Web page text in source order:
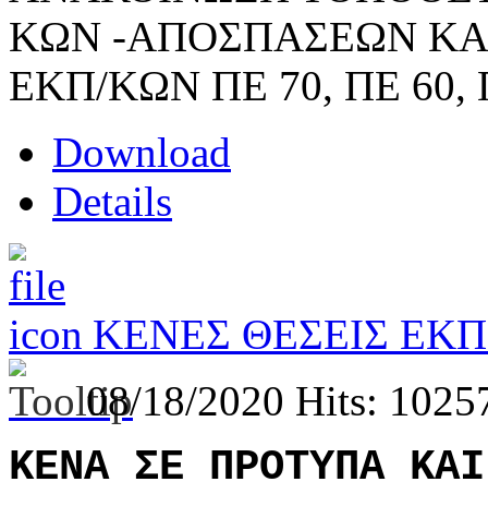
ΚΩΝ -ΑΠΟΣΠΑΣΕΩΝ
ΕΚΠ/ΚΩΝ ΠΕ 70, ΠΕ 60,
Download
Details
ΚΕΝΕΣ ΘΕΣΕΙΣ
08/18/2020 Hits:
ΚΕΝΑ ΣΕ ΠΡΟΤΥΠΑ